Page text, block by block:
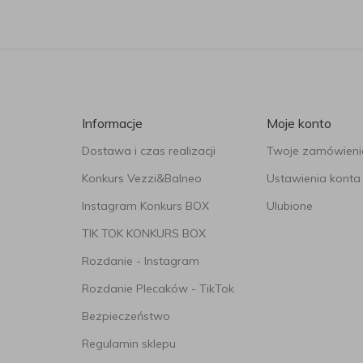
SKĄD SIĘ
WŁOSÓW?
Lista schorzeń skóry głowy jest
dolegliwości zalicza się jednak
kosmetyków, przegrzaniu skóry
charakterystyczny dla okresu
przypadłością jest również
dyskomfortu, który najlepiej
Informacje
Dostawa i czas realizacji
Konkurs Vezzi&Balneo
Instagram Konkurs BOX
TIK TOK KONKURS BOX
Rozdanie - Instagram
Rozdanie Plecaków - TikTok
Bezpieczeństwo
Regulamin sklepu
Moje konto
Twoje
Ustawienia konta
Ulubione